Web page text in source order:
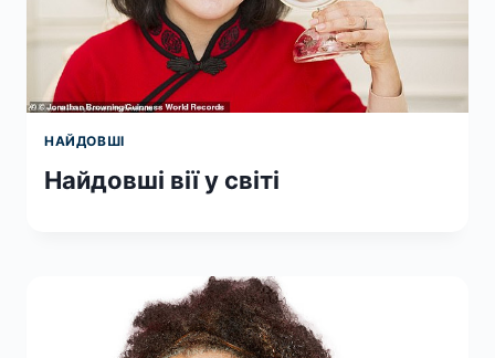
НАЙДОВШІ
Найдовші вії у світі